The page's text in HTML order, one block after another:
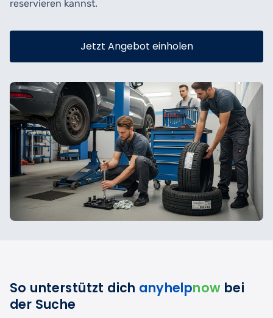
reservieren kannst.
Jetzt Angebot einholen
So unterstützt dich anyhelpnow bei
der Suche